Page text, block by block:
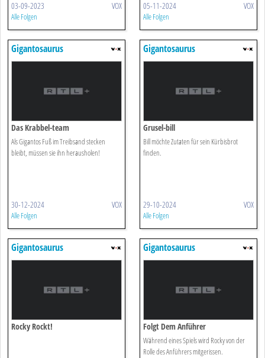
03-09-2023 VOX
Alle Folgen
05-11-2024 VOX
Alle Folgen
Gigantosaurus
Das Krabbel-team
Als Gigantos Fuß im Treibsand stecken
bleibt, müssen sie ihn herausholen!
30-12-2024 VOX
Alle Folgen
Gigantosaurus
Grusel-bill
Bill möchte Zutaten für sein Kürbisbrot
finden.
29-10-2024 VOX
Alle Folgen
Gigantosaurus
Rocky Rockt!
Gigantosaurus
Folgt Dem Anführer
Während eines Spiels wird Rocky von der
Rolle des Anführers mitgerissen.